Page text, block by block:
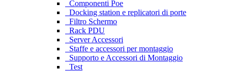
Componenti Poe
Docking station e replicatori di porte
Filtro Schermo
Rack PDU
Server Accessori
Staffe e accessori per montaggio
Supporto e Accessori di Montaggio
Test